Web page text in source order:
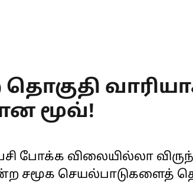
மூவ்!
போக்க விலையில்லா
சமூக செயல்பாடுகளைத்